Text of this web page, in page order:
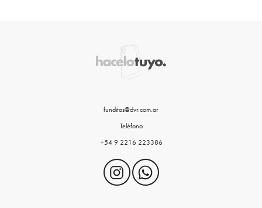
funditas@dvr.com.ar
Teléfono
+54 9 2216 223386